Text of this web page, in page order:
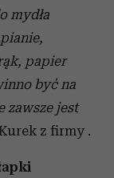
mydła
papier
być na
zawsze jest
z firmy .